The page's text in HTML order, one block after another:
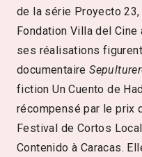
de la série Proyecto
Fondation Villa del Cine
ses réalisations
documentaire
fiction Un Cuento de
récompensé par le prix
Festival de Cortos
Contenido à Caracas.